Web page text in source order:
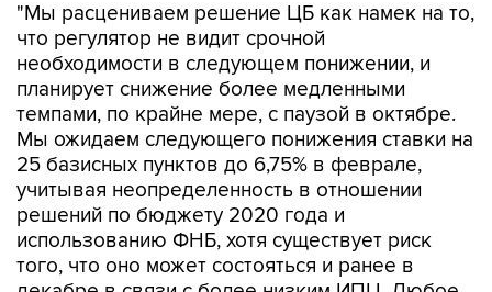
"Мы расцениваем решение ЦБ как намек на то,
что регулятор не видит срочной
необходимости в следующем понижении, и
планирует снижение более медленными
темпами, по крайне мере, с паузой в октябре.
Мы ожидаем следующего понижения ставки на
25 базисных пунктов до 6,75% в феврале,
учитывая неопределенность в отношении
решений по бюджету 2020 года и
использованию ФНБ, хотя существует риск
того, что оно может состояться и ранее в